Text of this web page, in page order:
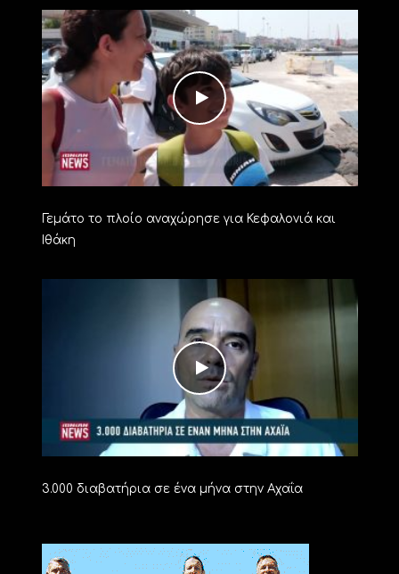
Γεμάτο το πλοίο αναχώρησε για Κεφαλονιά και
Ιθάκη
3.000 διαβατήρια σε ένα μήνα στην Αχαΐα